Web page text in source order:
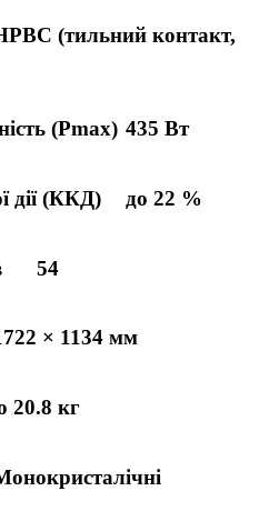
(тильний контакт,
(Pmax) 435 Вт
дії (ККД) до 22 %
54
× 1134 мм
20.8 кг